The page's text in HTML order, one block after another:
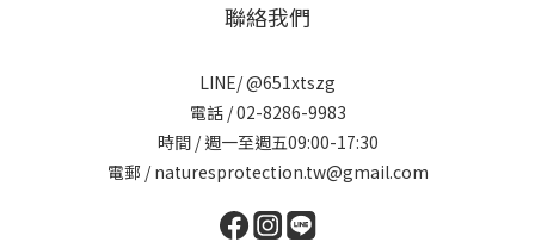
聯絡我們
LINE/ @651xtszg
電話 / 02-8286-9983
時間 / 週一至週五09:00-17:30
電郵 / naturesprotection.tw@gmail.com